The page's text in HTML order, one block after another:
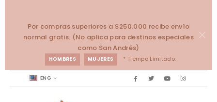
Por compras superiores a $250.000 recibe envío
normal gratis. (No aplica para destinos especiales
como San Andrés)
HOMBRES MUJERES * Tiempo Limitado.
ENG